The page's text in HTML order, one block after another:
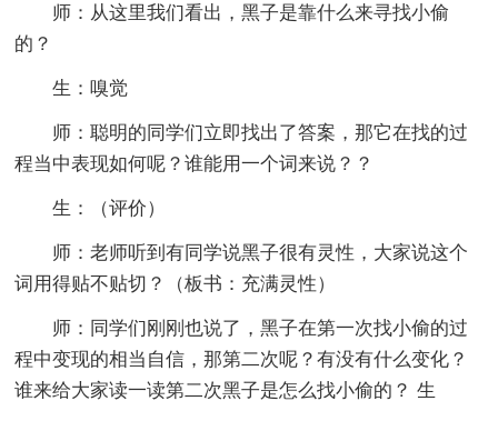
师：从这里我们看出，黑子是靠什么来寻找小偷
的？
生：嗅觉
师：聪明的同学们立即找出了答案，那它在找的过
程当中表现如何呢？谁能用一个词来说？？
生：（评价）
师：老师听到有同学说黑子很有灵性，大家说这个
词用得贴不贴切？（板书：充满灵性）
师：同学们刚刚也说了，黑子在第一次找小偷的过
程中变现的相当自信，那第二次呢？有没有什么变化？
谁来给大家读一读第二次黑子是怎么找小偷的？ 生